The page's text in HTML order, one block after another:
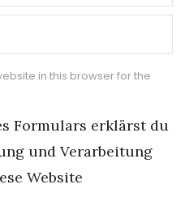
in this browser for the
Formulars erklärst du
und Verarbeitung
Website